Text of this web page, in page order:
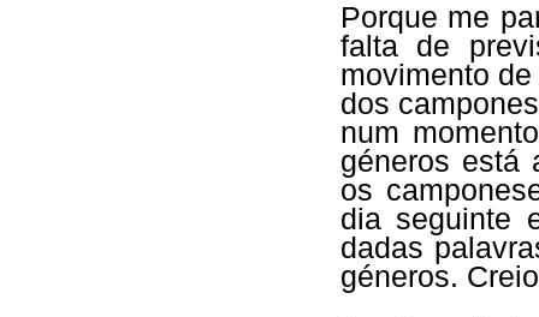
Porque me
falta de
movimento
dos
num
géneros está
os
dia seguinte
dadas
géneros.